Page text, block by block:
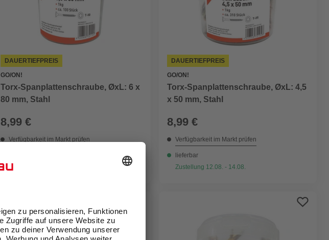
DAUERTIEFPREIS
GO/ON!
Torx-Spanplattenschraube, ØxL: 6 x
80 mm, Stahl
8,99 €
Verfügbarkeit im Markt prüfen
DAUERTIEFPREIS
GO/ON!
Torx-Spanplattenschraube, ØxL: 4,5
x 50 mm, Stahl
8,99 €
Verfügbarkeit im Markt prüfen
lieferbar
Zustellung 12.08. - 14.08.